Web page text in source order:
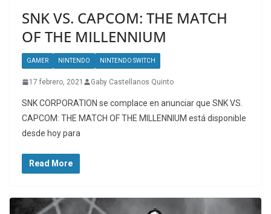
SNK VS. CAPCOM: THE MATCH
OF THE MILLENNIUM
GAMER NINTENDO NINTENDO SWITCH
17 febrero, 2021 Gaby Castellanos Quinto
SNK CORPORATION se complace en anunciar que SNK VS.
CAPCOM: THE MATCH OF THE MILLENNIUM está disponible
desde hoy para
Read More